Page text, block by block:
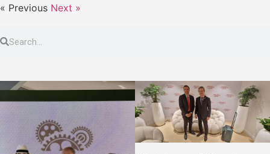
« Previous Next »